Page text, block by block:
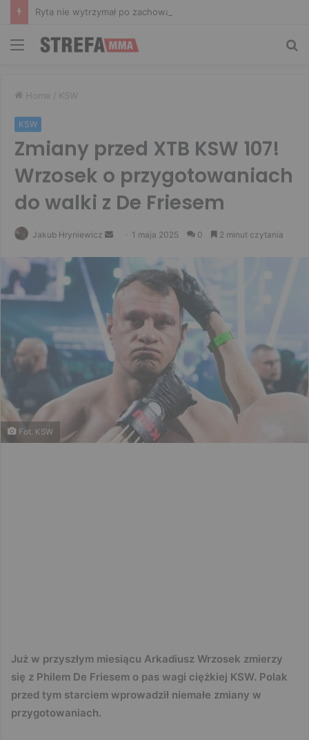
Menu
Home / KSW
KSW
Zmiany przed XTB KSW 107!
Wrzosek o przygotowaniach
do walki z De Friesem
Jakub Hryniewicz
Send
email
1 maja 2025 0 2 minut czytania
Fot. KSW
Już w przyszłym miesiącu Arkadiusz Wrzosek zmierzy
się z Philem De Friesem o pas wagi ciężkiej KSW. Polak
przed tym starciem wprowadził niemałe zmiany w
przygotowaniach.